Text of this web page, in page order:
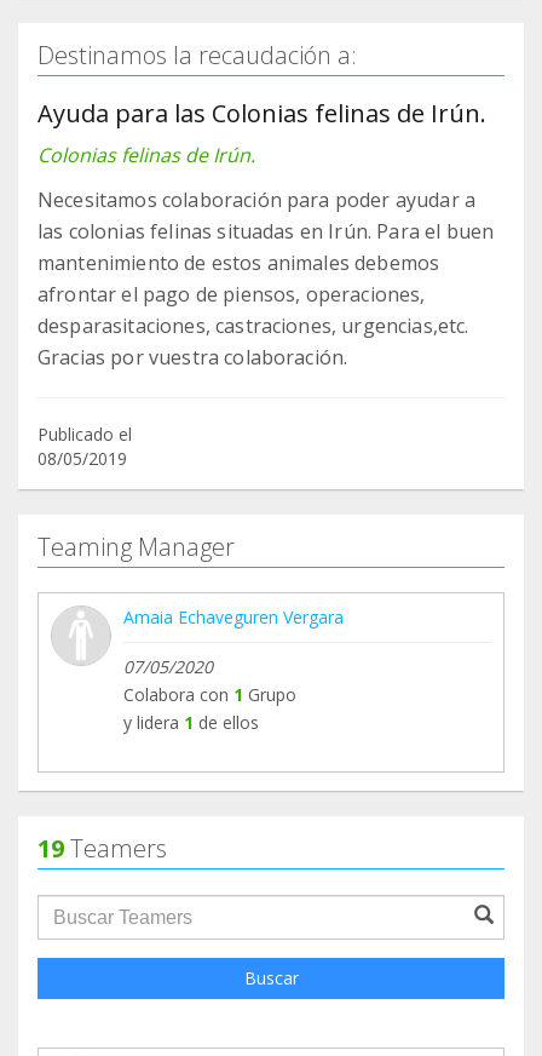
Destinamos la recaudación a:
Ayuda para las Colonias felinas de Irún.
Colonias felinas de Irún.
Necesitamos colaboración para poder ayudar a
las colonias felinas situadas en Irún. Para el buen
mantenimiento de estos animales debemos
afrontar el pago de piensos, operaciones,
desparasitaciones, castraciones, urgencias,etc.
Publicado el
08/05/2019
Teaming Manager
Amaia Echaveguren Vergara
07/05/2020
Colabora con 1 Grupo
y lidera 1 de ellos
19Teamers
groupProfile.searchForm.search.text???
Buscar